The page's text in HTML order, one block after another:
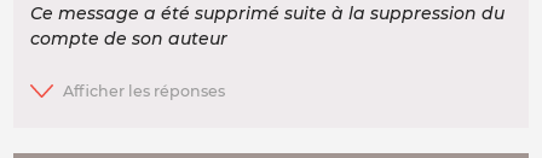
Ce message a été supprimé suite à la suppression du
compte de son auteur